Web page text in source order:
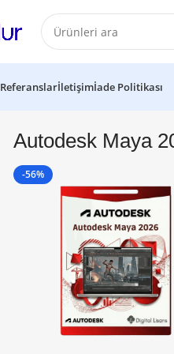
Referanslarİletişimİade Politikası
Autodesk Maya
-56%